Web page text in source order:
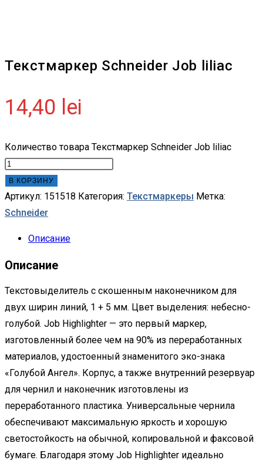
Текстмаркер Schneider Job liliac
14,40 lei
Количество товара Текстмаркер Schneider Job liliac
В КОРЗИНУ
Артикул: 151518 Категория: Текстмаркеры Метка:
Schneider
Описание
Описание
Текстовыделитель с скошенным наконечником для
двух ширин линий, 1 + 5 мм. Цвет выделения: небесно-
голубой. Job Highlighter — это первый маркер,
изготовленный более чем на 90% из переработанных
материалов, удостоенный знаменитого эко-знака
«Голубой Ангел». Корпус, а также внутренний резервуар
для чернил и наконечник изготовлены из
переработанного пластика. Универсальные чернила
обеспечивают максимальную яркость и хорошую
светостойкость на обычной, копировальной и факсовой
бумаге. Благодаря этому Job Highlighter идеально